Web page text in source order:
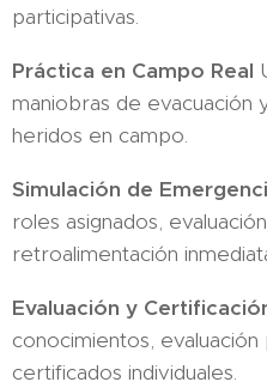
participativas.
Práctica en Campo Real
maniobras de evacuación
heridos en campo.
Simulación de
roles asignados,
retroalimentación
Evaluación y
conocimientos,
certificados individuales.